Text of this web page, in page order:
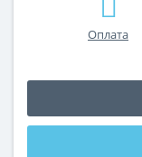
Оплата